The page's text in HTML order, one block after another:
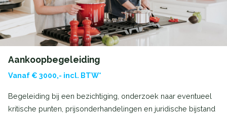
Aankoopbegeleiding
Vanaf € 3000,- incl. BTW*
Begeleiding bij een bezichtiging, onderzoek naar eventueel
kritische punten, prijsonderhandelingen en juridische bijstand